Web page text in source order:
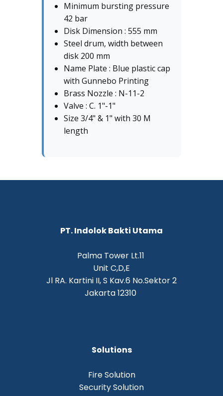
Minimum bursting pressure
42 bar
Disk Dimension : 555 mm
Steel drum, width between
disk 200 mm
Name Plate : Blue plastic cap
with Gunnebo Printing
Brass Nozzle : N-11-2
Valve : C. 1"-1"
Size 3/4" & 1" with 30 M
length
PT. Indolok Bakti Utama
Palma Tower Lt.11
Unit C,D,E
Jl RA. Kartini II, S Kav.6 No.Sektor 2
Jakarta 12310
Solutions
Fire Solution
Security Solution